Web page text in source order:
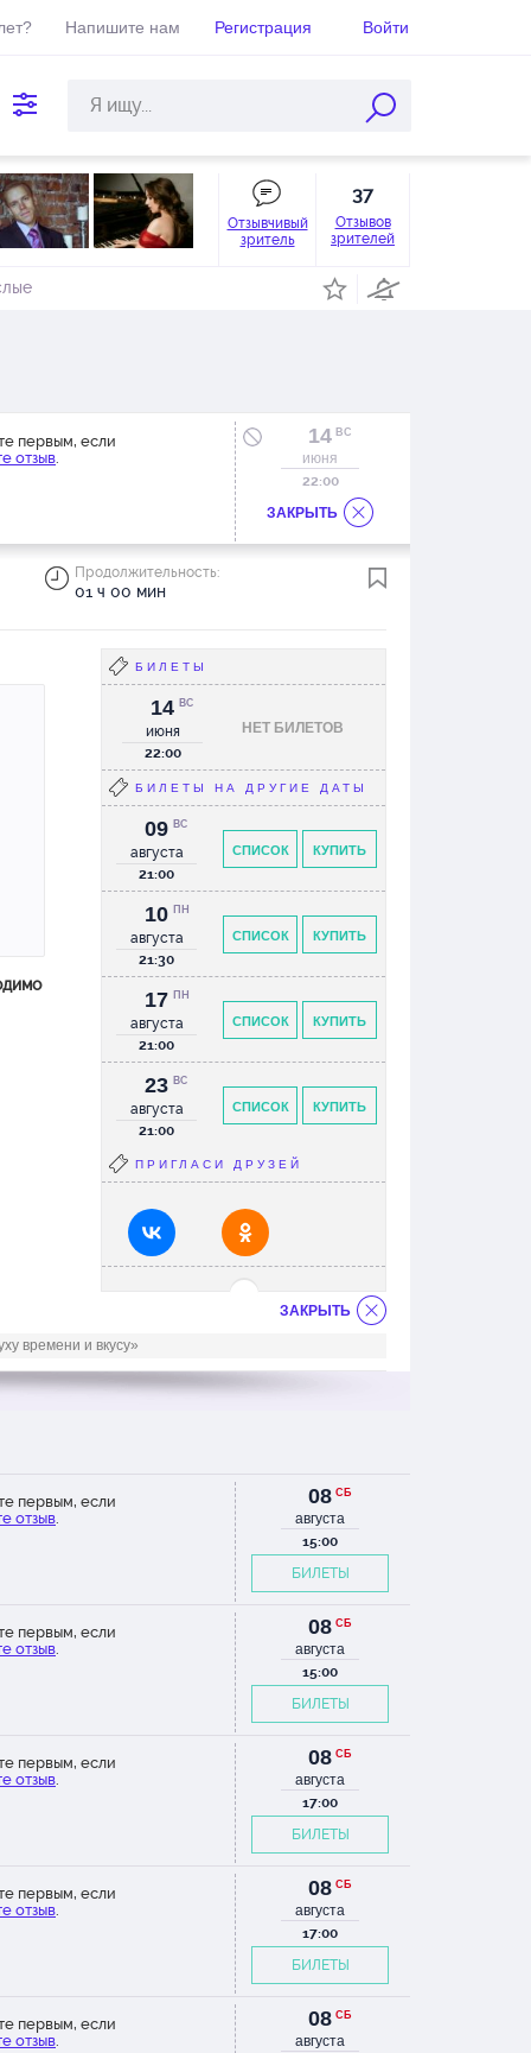
Напишите нам Регистрация Войти
Отзывчивый
зритель
37
Отзывов
зрителей
первым, если
отзыв.
14 ВС
июня
22:00
Продолжительность:
01 ч 00 мин
ЗАКРЫТЬ
БИЛЕТЫ
НЕТ БИЛЕТОВ
14
июня
ВС
22:00
БИЛЕТЫ НА ДРУГИЕ ДАТЫ
КУПИТЬ
СПИСОК
09
августа
ВС
21:00
КУПИТЬ
СПИСОК
10
августа
ПН
21:30
КУПИТЬ
СПИСОК
17
августа
ПН
21:00
КУПИТЬ
СПИСОК
23
августа
ВС
21:00
ПРИГЛАСИ ДРУЗЕЙ
ЗАКРЫТЬ
времени и вкусу»
первым, если
отзыв.
08 СБ
августа
15:00
БИЛЕТЫ
первым, если
отзыв.
08 СБ
августа
15:00
БИЛЕТЫ
первым, если
отзыв.
08 СБ
августа
17:00
БИЛЕТЫ
первым, если
отзыв.
08 СБ
августа
17:00
БИЛЕТЫ
первым, если
отзыв.
08 СБ
августа